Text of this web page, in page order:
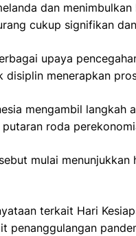
dan
cukup signifikan
upaya
disiplin menerapkan
mengambil langkah
roda
mulai
terkait Hari
penanggulangan